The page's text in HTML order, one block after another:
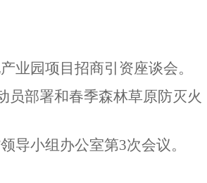
业园项目招商引资座谈会。
员部署和春季森林草原防灭火
导小组办公室第3次会议。